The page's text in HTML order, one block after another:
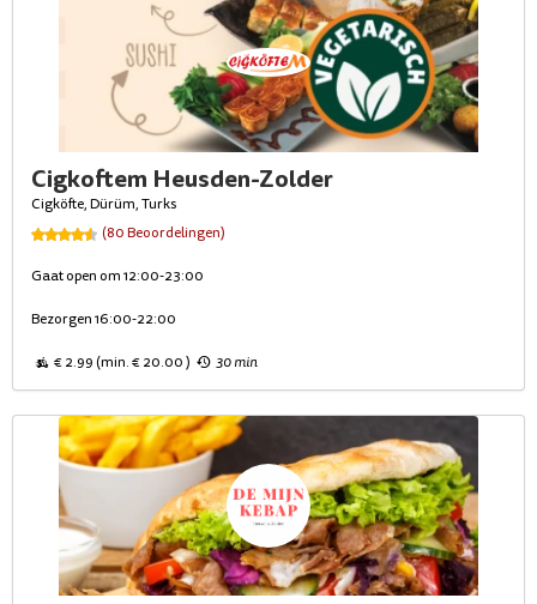
Cigkoftem Heusden-Zolder
Cigköfte, Dürüm, Turks
(80 Beoordelingen)
Gaat open om 12:00-23:00
Bezorgen 16:00-22:00
€ 2.99 (min. € 20.00 ) 30 min